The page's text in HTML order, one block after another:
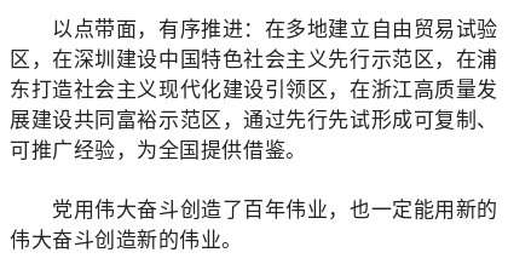
以点带面，有序推进：在多地建立自由贸易试验
区，在深圳建设中国特色社会主义先行示范区，在浦
东打造社会主义现代化建设引领区，在浙江高质量发
展建设共同富裕示范区，通过先行先试形成可复制、
可推广经验，为全国提供借鉴。
党用伟大奋斗创造了百年伟业，也一定能用新的
伟大奋斗创造新的伟业。